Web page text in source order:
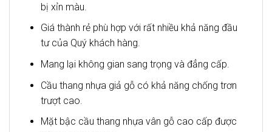
bị xỉn màu.
Giá thành rẻ phù hợp với rất nhiều khả năng đầu
tư của Quý khách hàng.
Mang lại không gian sang trọng và đẳng cấp.
Cầu thang nhựa giả gỗ có khả năng chống trơn
trượt cao.
Mặt bậc cầu thang nhựa vân gỗ cao cấp được